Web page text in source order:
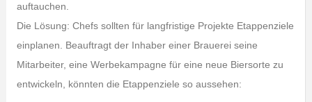
auftauchen.
Die Lösung: Chefs sollten für langfristige Projekte Etappenziele
einplanen. Beauftragt der Inhaber einer Brauerei seine
Mitarbeiter, eine Werbekampagne für eine neue Biersorte zu
entwickeln, könnten die Etappenziele so aussehen: